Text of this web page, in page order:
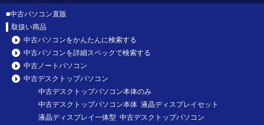
■中古パソコン直販
取扱い商品
中古パソコンをかんたんに検索する
中古パソコンを詳細スペックで検索する
中古ノートパソコン
中古デスクトップパソコン
中古デスクトップパソコン本体のみ
中古デスクトップパソコン本体 液晶ディスプレイセット
液晶ディスプレイ一体型 中古デスクトップパソコン